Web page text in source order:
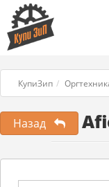
КупиЗип
Назад